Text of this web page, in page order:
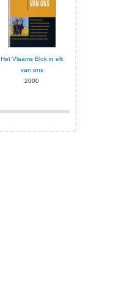
Het Vlaams Blok in elk
van ons
2000